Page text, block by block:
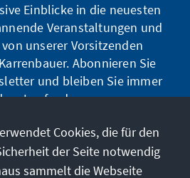
Einblicke in die neuesten
Veranstaltungen und
unserer Vorsitzenden
Abonnieren Sie
und bleiben Sie immer
Laufenden.
abonnierenCookies, die für den
der Seite notwendig
sammelt die Webseite